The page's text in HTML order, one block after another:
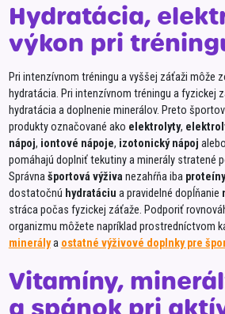
Hydratácia,
výkon pri
Pri intenzívnom tréningu a vyššej záťaži môže
hydratácia. Pri intenzívnom tréningu a fyzickej
hydratácia a doplnenie minerálov. Preto
produkty označované ako elektrolyty,
nápoj, iontové nápoje, izotonický nápoj alebo
pomáhajú doplniť tekutiny a minerály stratené
Správnašportová výživa nezahŕňa iba proteíny
dostatočnú hydratáciu a pravidelné dopĺňanie
stráca počas fyzickej záťaže. Podporiť
organizmu môžete napríklad prostredníctvom
minerálya ostatné výživové doplnky pre
Vitamíny,